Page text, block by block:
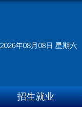
2026年08月08日 星期六
招生就业